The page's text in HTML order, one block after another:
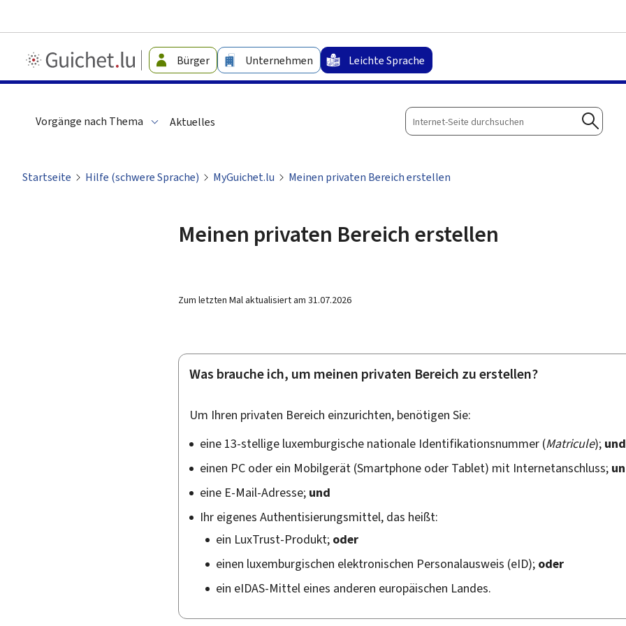
Guichet.lu
-
Bürger Unternehmen Leichte Sprache
Vorgänge nach Thema Aktuelles
Internet-
Seite
Suchen
Startseite Hilfe (schwere Sprache) MyGuichet.lu Meinen privaten Bereich erstellen
Meinen privaten Bereich erstellen
Zum letzten Mal aktualisiert am31.07.2026
Was brauche ich, um meinen privaten Bereich zu erstellen?
Um Ihren privaten Bereich einzurichten, benötigen Sie:
eine 13-stellige luxemburgische nationale Identifikationsnummer (Matricule); und
einen PC oder ein Mobilgerät (Smartphone oder Tablet) mit Internetanschluss;
eine E-Mail-Adresse; und
Ihr eigenes Authentisierungsmittel, das heißt:
ein LuxTrust-Produkt; oder
einen luxemburgischen elektronischen Personalausweis (eID); oder
ein eIDAS-Mittel eines anderen europäischen Landes.